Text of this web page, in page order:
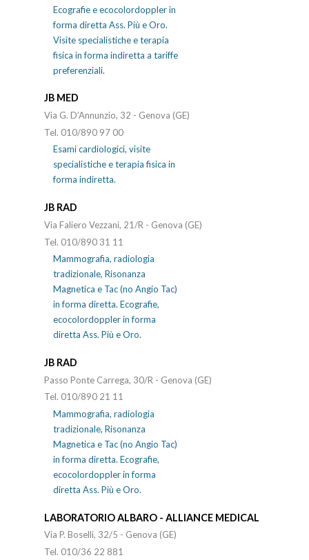
Ecografie e ecocolordoppler in
forma diretta Ass. Più e Oro.
Visite specialistiche e terapia
fisica in forma indiretta a tariffe
preferenziali.
JB MED
Via G. D’Annunzio, 32 - Genova (GE)
Tel. 010/890 97 00
Esami cardiologici, visite
specialistiche e terapia fisica in
forma indiretta.
JB RAD
Via Faliero Vezzani, 21/R - Genova (GE)
Tel. 010/890 31 11
Mammografia, radiologia
tradizionale, Risonanza
Magnetica e Tac (no Angio Tac)
in forma diretta. Ecografie,
ecocolordoppler in forma
diretta Ass. Più e Oro.
JB RAD
Passo Ponte Carrega, 30/R - Genova (GE)
Tel. 010/890 21 11
Mammografia, radiologia
tradizionale, Risonanza
Magnetica e Tac (no Angio Tac)
in forma diretta. Ecografie,
ecocolordoppler in forma
diretta Ass. Più e Oro.
LABORATORIO ALBARO - ALLIANCE MEDICAL
Via P. Boselli, 32/5 - Genova (GE)
Tel. 010/36 22 881